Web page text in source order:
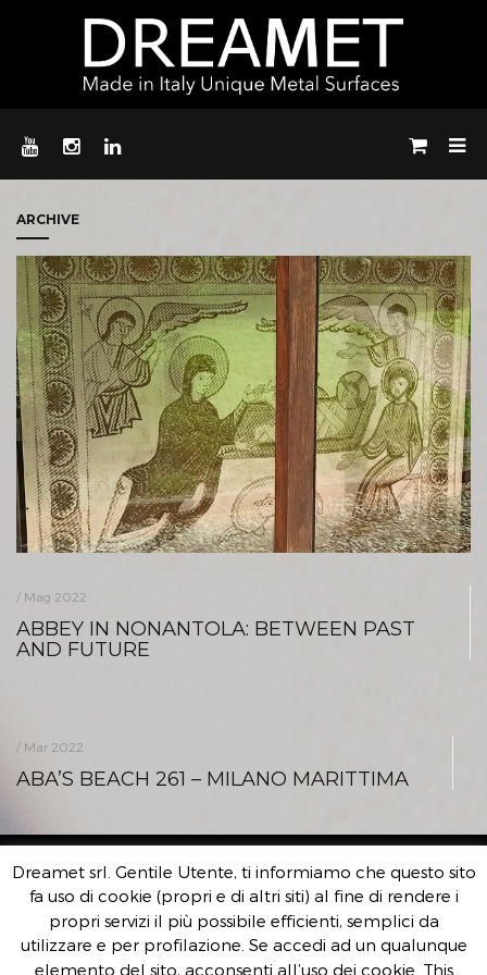
ARCHIVE
/ Mag 2022
ABBEY IN NONANTOLA: BETWEEN PAST
AND FUTURE
/ Mar 2022
ABA’S BEACH 261 – MILANO MARITTIMA
DREAMET SRL
Sede Legale e Operativa:
Via Livingstone 13 – Modena 41123
Dreamet srl. Gentile Utente, ti informiamo che questo sito
fa uso di cookie (propri e di altri siti) al fine di rendere i
propri servizi il più possibile efficienti, semplici da
utilizzare e per profilazione. Se accedi ad un qualunque
elemento del sito, acconsenti all’uso dei cookie. This